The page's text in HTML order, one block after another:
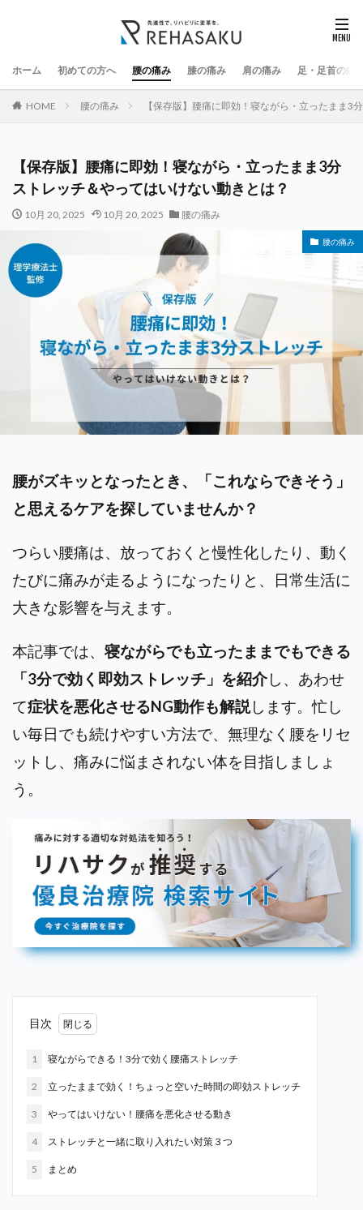
ホーム 初めての方へ 腰の痛み 膝の痛み 肩の痛み 足・足首の痛
HOME 腰の痛み 【保存版】腰痛に即効！寝ながら・立ったまま3
【保存版】腰痛に即効！寝ながら・立ったまま3分
ストレッチ＆やってはいけない動きとは？
10月 20, 2025 10月 20, 2025 腰の痛み
腰の痛み
腰がズキッとなったとき、「これならできそう」
と思えるケアを探していませんか？
つらい腰痛は、放っておくと慢性化したり、動く
たびに痛みが走るようになったりと、日常生活に
大きな影響を与えます。
本記事では、 寝ながらでも立ったままでもできる
「3分で効く即効ストレッチ」を紹介し、あわせ
て症状を悪化させるNG動作も解説します。忙し
い毎日でも続けやすい方法で、無理なく腰をリセ
ットし、痛みに悩まされない体を目指しましょ
う。
目次
1 寝ながらできる！3分で効く腰痛ストレッチ
2 立ったままで効く！ちょっと空いた時間の即効ストレッチ
3 やってはいけない！腰痛を悪化させる動き
4 ストレッチと一緒に取り入れたい対策３つ
5 まとめ